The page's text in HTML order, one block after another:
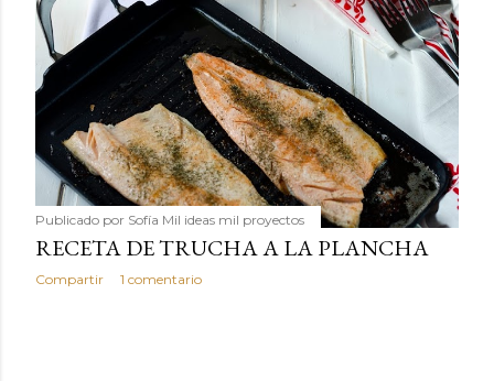
Publicado por Sofía Mil ideas mil proyectos
RECETA DE TRUCHA A LA PLANCHA
Compartir 1 comentario